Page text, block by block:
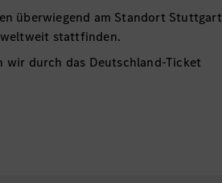
überwiegend am Standort Stuttgart
stattfinden.
durch das Deutschland-Ticket